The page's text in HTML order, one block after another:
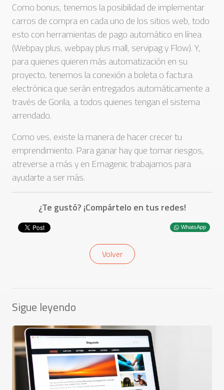
Como bonus, tenemos la posibilidad de implementar
carros de compra en cada uno de los sitios web, todo
esto con herramientas de pago automático en línea
(Webpay plus, webpay plus mall, servipag y Flow). Y,
para quienes quieren más automatización en su
proyecto, tenemos la conexión a boleta o factura
electrónica que serán entregados automáticamente a
través de Gorila, a todos quienes tengan el sistema
arrendado.
Como ves, existe la manera de hacer crecer tu
emprendimiento. Para ganar hay que tomar riesgos,
atreverse a más y en Emagenic trabajamos para
ayudarte a ser más.
¿Te gustó? ¡Compártelo en tus redes!
WhatsApp
Volver
Sigue leyendo